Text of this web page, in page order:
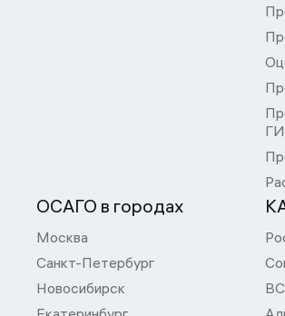
ОСАГО в городах
Москва
Санкт-Петербург
Новосибирск